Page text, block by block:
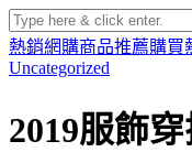
熱銷網購商品推薦購買
Uncategorized
2019服飾